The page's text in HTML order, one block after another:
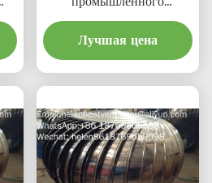
алюминиевого сплава
600 мм
Лучшая цена